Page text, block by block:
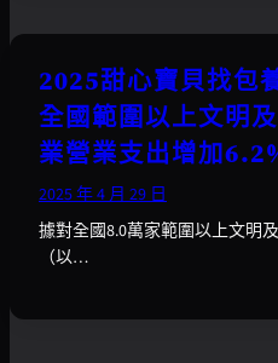
2025甜心寶貝找包
全國範圍以上文明
業營業支出增加
2025 年 4 月 29 日
據對全國8.0萬家範圍以上文明
（以…